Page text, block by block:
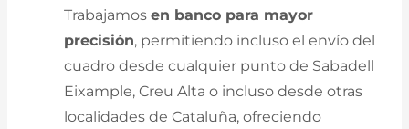
Trabajamosen banco para mayor
precisión, permitiendo incluso el envío del
cuadro desde cualquier punto de Sabadell
Eixample, Creu Alta o incluso desde otras
localidades de Cataluña, ofreciendo